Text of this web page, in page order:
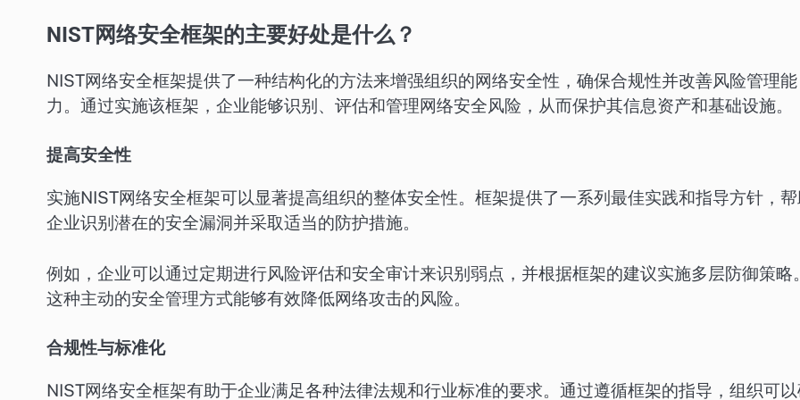
NIST网络安全框架的主要好处是什么？
NIST网络安全框架提供了一种结构化的方法来增强组织的网络安全性，确保合规性并改善风险管理能
力。通过实施该框架，企业能够识别、评估和管理网络安全风险，从而保护其信息资产和基础设施。
提高安全性
实施NIST网络安全框架可以显著提高组织的整体安全性。框架提供了一系列最佳实践和指导方针，
企业识别潜在的安全漏洞并采取适当的防护措施。
例如，企业可以通过定期进行风险评估和安全审计来识别弱点，并根据框架的建议实施多层防御策略
这种主动的安全管理方式能够有效降低网络攻击的风险。
合规性与标准化
NIST网络安全框架有助于企业满足各种法律法规和行业标准的要求。通过遵循框架的指导，组织可